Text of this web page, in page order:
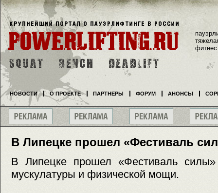
В Липецке прошел «Фестиваль
В Липецке прошел «Фестиваль силы»
мускулатуры и физической мощи.
фитнес
НОВОСТИ О ПРОЕКТЕ ПАРТНЕРЫ ФОРУМ АНОНСЫ